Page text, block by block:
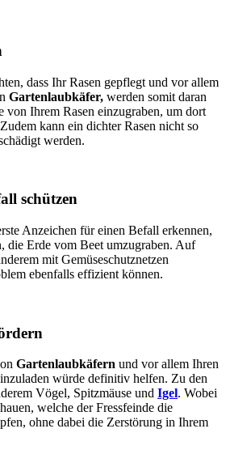
dass Ihr Rasen gepflegt und vor allem
Gartenlaubkäfer, werden somit daran
von Ihrem Rasen einzugraben, um dort
kann ein dichter Rasen nicht so
werden.
schützen
Anzeichen für einen Befall erkennen,
die Erde vom Beet umzugraben. Auf
mit Gemüseschutznetzen
ebenfalls effizient können.
Gartenlaubkäfern und vor allem Ihren
würde definitiv helfen. Zu den
Vögel, Spitzmäuse und Igel. Wobei
welche der Fressfeinde die
ohne dabei die Zerstörung in Ihrem